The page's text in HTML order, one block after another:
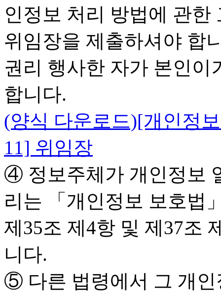
인정보 처리 방법에 관한
위임장을 제출하셔야 합
권리 행사한 자가 본인
합니다.
(양식 다운로드)[개인정
11] 위임장
④ 정보주체가 개인정보
리는 「개인정보 보호법
제35조 제4항 및 제37조
니다.
⑤ 다른 법령에서 그 개인